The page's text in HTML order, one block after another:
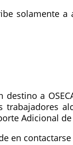
solamente
a
trabajadores
Adicional
en